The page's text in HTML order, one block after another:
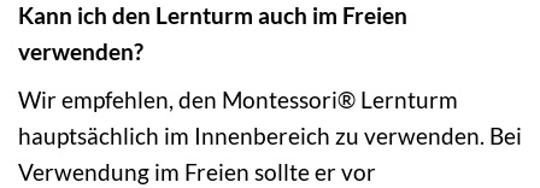
Kann ich den Lernturm auch im Freien
verwenden?
Wir empfehlen, den Montessori® Lernturm
hauptsächlich im Innenbereich zu verwenden. Bei
Verwendung im Freien sollte er vor